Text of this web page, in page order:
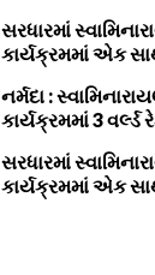
સરધારમાં
કાર્યક્રમમાં એક સાથે
નર્મદા :
કાર્યક્રમમાં 3 વર્લ્ડ
સરધારમાં
કાર્યક્રમમાં એક સાથે